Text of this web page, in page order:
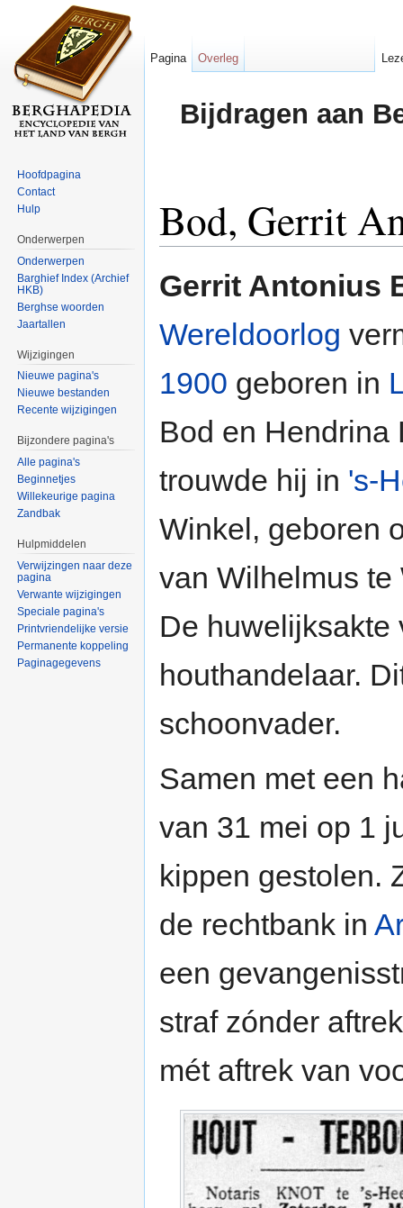
Bijdragen aan
Bod, Gerrit
Gerrit Antonius
Wereldoorlog
1900 geboren in
Bod en
trouwde hij in 's-
Winkel, geboren
van Wilhelmus
De huwelijksakte
houthandelaar.
schoonvader.
Samen met een
van 31 mei op 1
kippen gestolen.
de rechtbank in
een
straf zónder
mét aftrek van
Pagina Overleg
Hoofdpagina
Contact
Hulp
Onderwerpen
Onderwerpen
Barghief Index (Archief
HKB)
Berghse woorden
Jaartallen
Wijzigingen
Nieuwe pagina's
Nieuwe bestanden
Recente wijzigingen
Bijzondere pagina's
Alle pagina's
Beginnetjes
Willekeurige pagina
Zandbak
Hulpmiddelen
Verwijzingen naar deze
pagina
Verwante wijzigingen
Speciale pagina's
Printvriendelijke versie
Permanente koppeling
Paginagegevens